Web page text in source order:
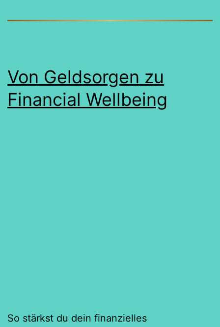
Von Geldsorgen zu
Financial Wellbeing
So stärkst du dein finanzielles